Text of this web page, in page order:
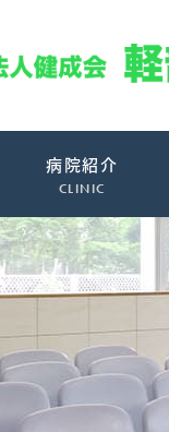
病院紹介
CLINIC